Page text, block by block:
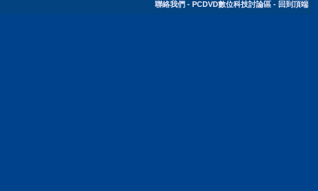
聯絡我們 - PCDVD數位科技討論區 - 回到頂端